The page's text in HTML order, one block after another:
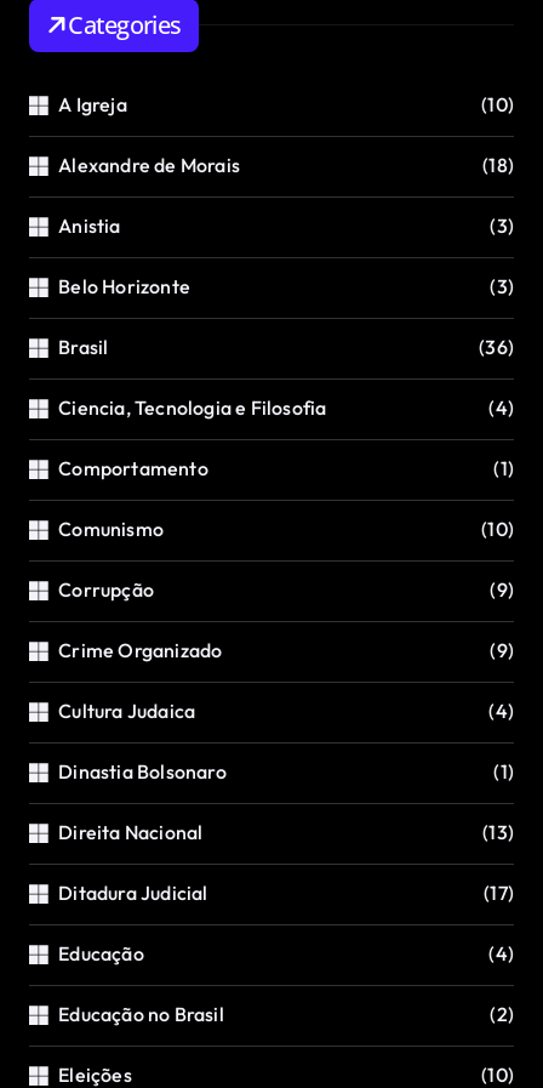
Categories
A Igreja (10)
Alexandre de Morais (18)
Anistia (3)
Belo Horizonte (3)
Brasil (36)
Ciencia, Tecnologia e Filosofia (4)
Comportamento (1)
Comunismo (10)
Corrupção (9)
Crime Organizado (9)
Cultura Judaica (4)
Dinastia Bolsonaro (1)
Direita Nacional (13)
Ditadura Judicial (17)
Educação (4)
Educação no Brasil (2)
Eleições (10)